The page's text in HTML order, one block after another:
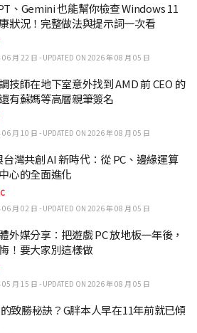
、Gemini 也能幫你檢查 Windows 11
狀況！完整做法與提示詞一次看
月 22 日 - UPDATED ON 2026 年 08 月 05 日
技師在地下室意外找到 AMD 前 CEO 的
有蘇媽等高層親筆簽名
月 10 日 - UPDATED ON 2026 年 08 月 05 日
灣共創 AI 新時代：從 PC、邊緣運算
心的全面進化
月 02 日 - UPDATED ON 2026 年 08 月 05 日
外媒分享：把遊戲 PC 放地板一年後，
！要大家別這樣做
月 15 日 - UPDATED ON 2026 年 08 月 05 日
致勝秘訣？G胖本人早在11年前就已傾